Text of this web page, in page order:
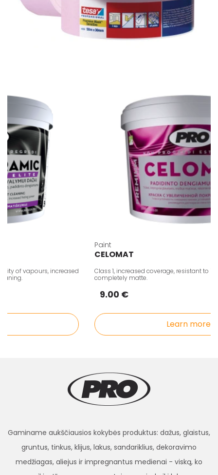
of vapours, increased
Paint
CELOMAT
Class 1, increased coverage, resistant to
completely matte.
9.00 €
Learn more
Gaminame aukščiausios kokybės produktus: dažus, glaistus,
gruntus, tinkus, klijus, lakus, sandariklius, dekoravimo
medžiagas, aliejus ir impregnantus medienai - viską, ko